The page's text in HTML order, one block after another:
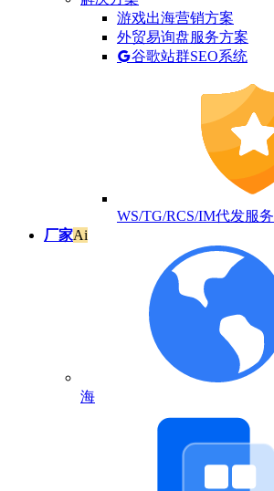
游戏出海营销方案
外贸易询盘服务方案
谷歌站群SEO系统
WS/TG/RCS/IM代发服务
厂家Ai
海